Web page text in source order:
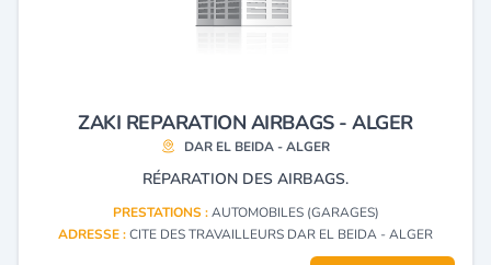
ZAKI REPARATION AIRBAGS - ALGER
DAR EL BEIDA - ALGER
RÉPARATION DES AIRBAGS.
PRESTATIONS :AUTOMOBILES (GARAGES)
ADRESSE :CITE DES TRAVAILLEURS DAR EL BEIDA - ALGER